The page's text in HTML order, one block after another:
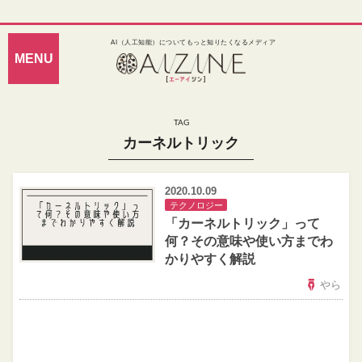
AI（人工知能）についてもっと知りたくなるメディア
カーネルトリック
2020.10.09
テクノロジー
「カーネルトリック」って
何？その意味や使い方までわ
かりやすく解説
やら